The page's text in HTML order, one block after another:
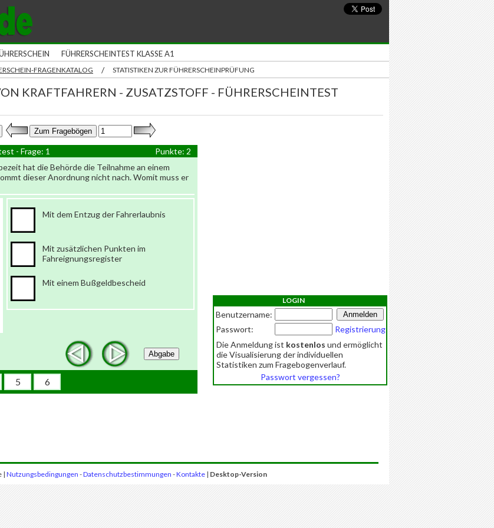
FÜHRERSCHEINTEST KLASSE A1
FRAGENKATALOG / STATISTIKEN ZUR FÜHRERSCHEINPRÜFUNG
KRAFTFAHRERN - ZUSATZSTOFF - FÜHRERSCHEINTEST
- Frage: 1
Punkte: 2
hat die Behörde die Teilnahme an einem
dieser Anordnung nicht nach. Womit muss er
Mit dem Entzug der Fahrerlaubnis
Mit zusätzlichen Punkten im
Fahreignungsregister
Mit einem Bußgeldbescheid
Abgabe
5 6
LOGIN
Benutzername:
Passwort:
Registrierung
Die Anmeldung ist kostenlos und ermöglicht
die Visualisierung der individuellen
Statistiken zum Fragebogenverlauf.
Passwort vergessen?
|Nutzungsbedingungen -Datenschutzbestimmungen -Kontakte| Desktop-Version